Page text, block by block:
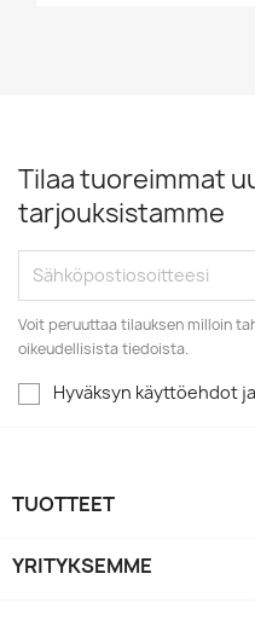
Tilaa tuoreimmat
tarjouksistamme
Voit peruuttaa tilauksen milloin
oikeudellisista tiedoista.
Hyväksyn käyttöehdot
TUOTTEET
YRITYKSEMME